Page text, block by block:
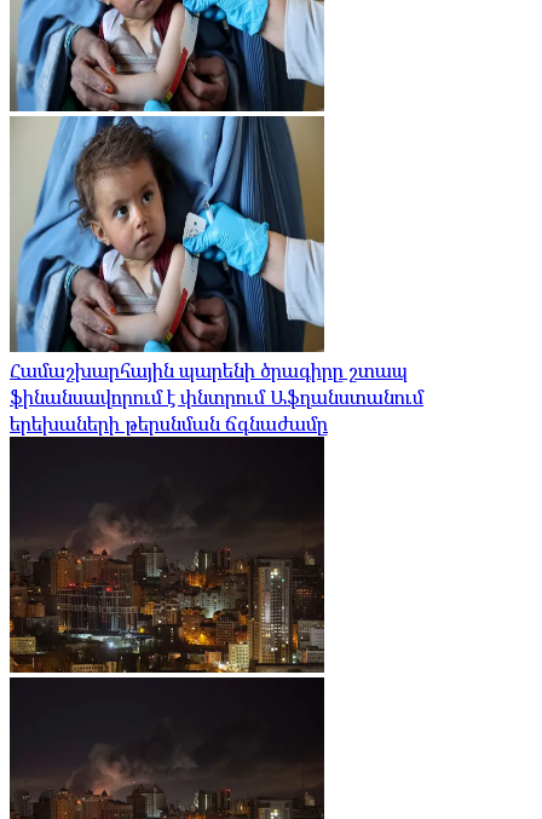
Համաշխարհային պարենի ծրագիրը շտապ
ֆինանսավորում է փնտրում Աֆղանստանում
երեխաների թերսնման ճգնաժամը